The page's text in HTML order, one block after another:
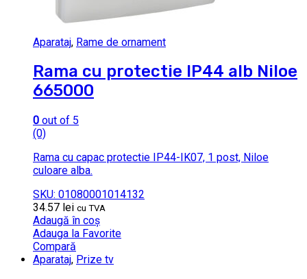
Aparataj, Rame de ornament
Rama cu protectie IP44 alb Niloe
665000
0 out of 5
(0)
Rama cu capac protectie IP44-IK07, 1 post, Niloe
culoare alba.
SKU: 01080001014132
34.57 lei cu TVA
Adaugă în coș
Adauga la Favorite
Compară
Aparataj, Prize tv